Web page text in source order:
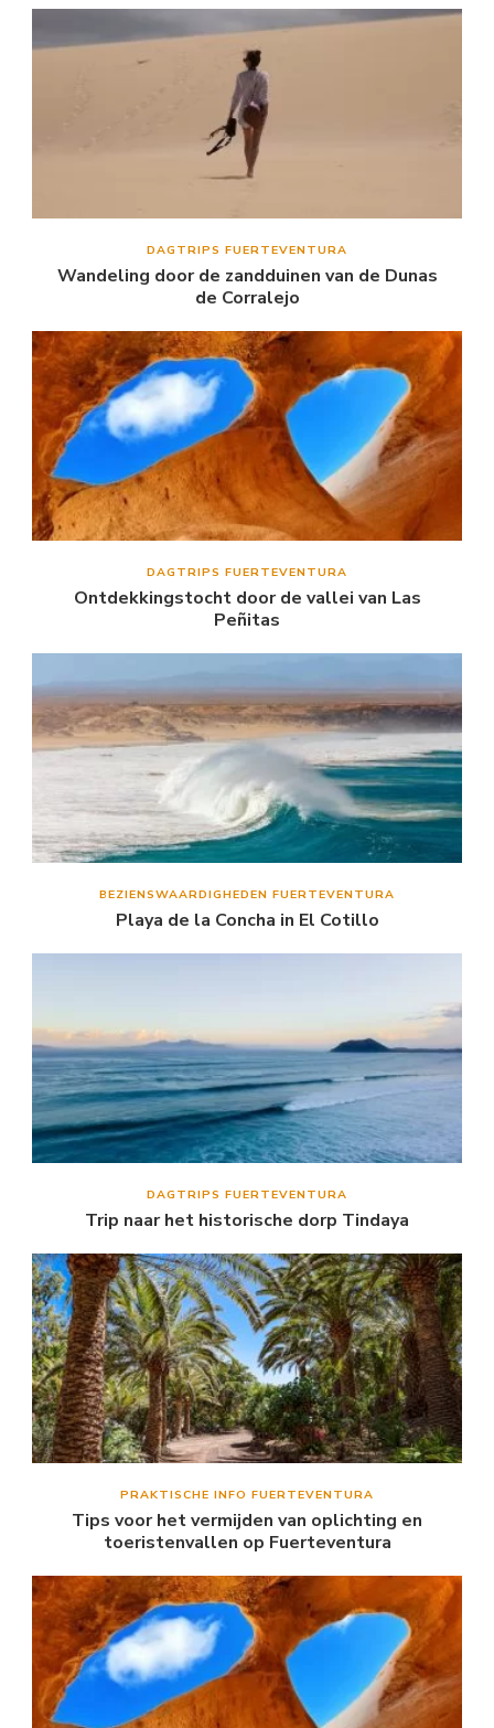
DAGTRIPS FUERTEVENTURA
Wandeling door de zandduinen van de Dunas
de Corralejo
DAGTRIPS FUERTEVENTURA
Ontdekkingstocht door de vallei van Las
Peñitas
BEZIENSWAARDIGHEDEN FUERTEVENTURA
Playa de la Concha in El Cotillo
DAGTRIPS FUERTEVENTURA
Trip naar het historische dorp Tindaya
PRAKTISCHE INFO FUERTEVENTURA
Tips voor het vermijden van oplichting en
toeristenvallen op Fuerteventura